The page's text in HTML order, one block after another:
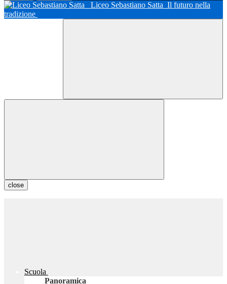
Liceo Sebastiano Satta Il futuro nella
tradizione
close
Scuola
Panoramica